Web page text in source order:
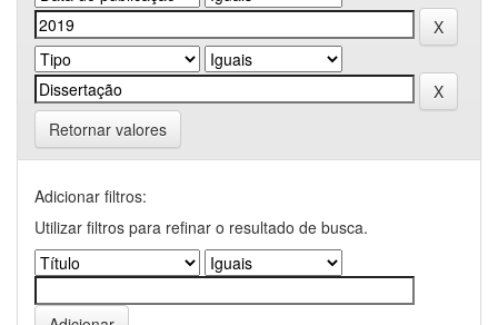
Retornar valores
Adicionar filtros:
Utilizar filtros para refinar o resultado de busca.